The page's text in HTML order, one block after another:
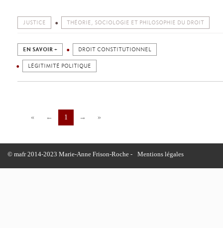
JUSTICE THÉORIE, SOCIOLOGIE ET PHILOSOPHIE DU DROIT
EN SAVOIR + DROIT CONSTITUTIONNEL
LÉGITIMITÉ POLITIQUE
« ← 1 → »
© mafr 2014-2023 Marie-Anne Frison-Roche - Mentions légales